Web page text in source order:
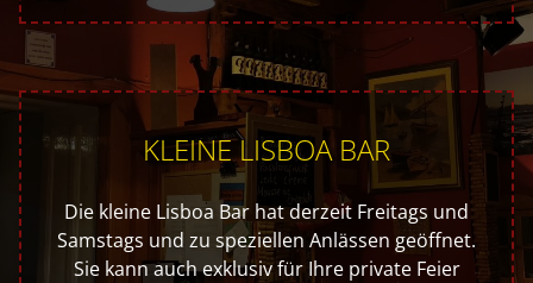
KLEINE LISBOA BAR
Die kleine Lisboa Bar hat derzeit Freitags und
Samstags und zu speziellen Anlässen geöffnet.
Sie kann auch exklusiv für Ihre private Feier